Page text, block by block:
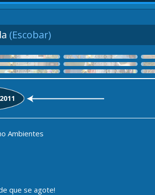
(Escobar)
Ambientes
que se agote!